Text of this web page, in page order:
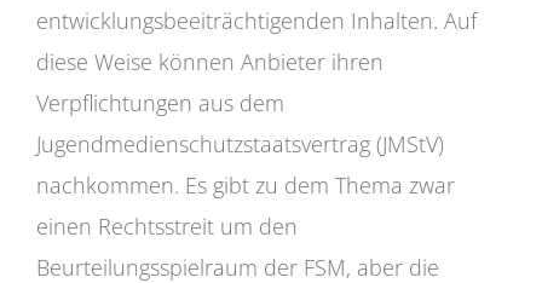
entwicklungsbeeiträchtigenden Inhalten. Auf
diese Weise können Anbieter ihren
Verpflichtungen aus dem
Jugendmedienschutzstaatsvertrag (JMStV)
nachkommen. Es gibt zu dem Thema zwar
einen Rechtsstreit um den
Beurteilungsspielraum der FSM, aber die